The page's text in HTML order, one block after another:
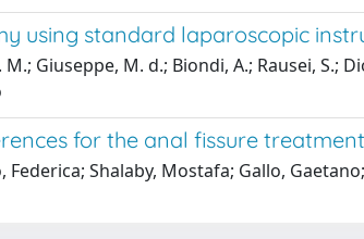
using standard laparoscopic
Giuseppe, M. d.; Biondi, A.; Rausei, S.;
for the anal fissure
Federica; Shalaby, Mostafa; Gallo,